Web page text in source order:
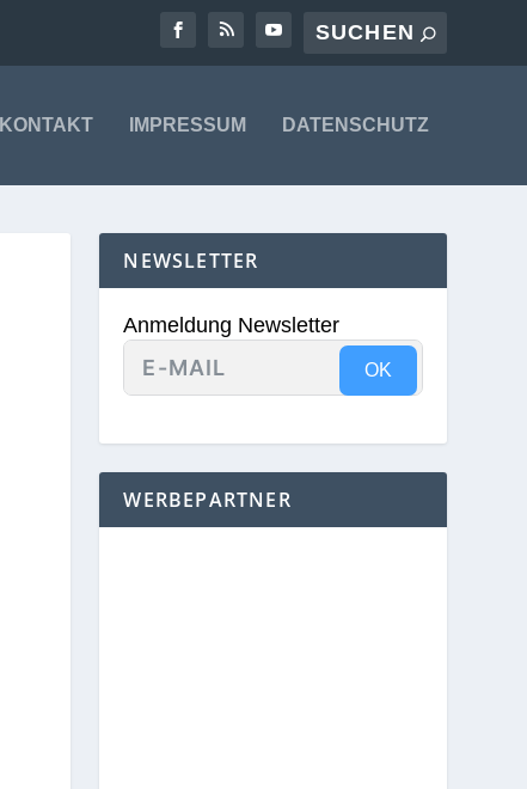
KONTAKT IMPRESSUM DATENSCHUTZ
NEWSLETTER
Anmeldung Newsletter
OK
WERBEPARTNER